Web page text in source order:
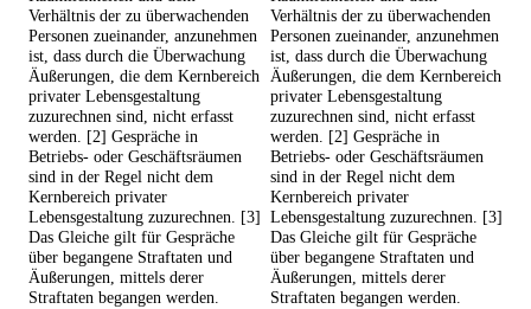
Verhältnis der zu überwachenden
Personen zueinander, anzunehmen
ist, dass durch die Überwachung
Äußerungen, die dem Kernbereich
privater Lebensgestaltung
zuzurechnen sind, nicht erfasst
werden. [2] Gespräche in
Betriebs- oder Geschäftsräumen
sind in der Regel nicht dem
Kernbereich privater
Lebensgestaltung zuzurechnen. [3]
Das Gleiche gilt für Gespräche
über begangene Straftaten und
Äußerungen, mittels derer
Straftaten begangen werden.
Verhältnis der zu überwachenden
Personen zueinander, anzunehmen
ist, dass durch die Überwachung
Äußerungen, die dem Kernbereich
privater Lebensgestaltung
zuzurechnen sind, nicht erfasst
werden. [2] Gespräche in
Betriebs- oder Geschäftsräumen
sind in der Regel nicht dem
Kernbereich privater
Lebensgestaltung zuzurechnen. [3]
Das Gleiche gilt für Gespräche
über begangene Straftaten und
Äußerungen, mittels derer
Straftaten begangen werden.